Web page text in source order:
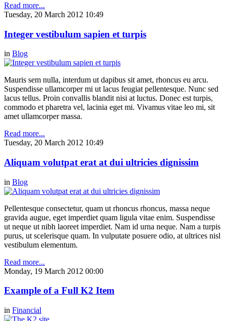
Read more...
Tuesday, 20 March 2012 10:49
Integer vestibulum sapien et turpis
in Blog
Mauris sem nulla, interdum ut dapibus sit amet, rhoncus eu arcu.
Suspendisse ullamcorper mi ut lacus feugiat pellentesque. Nunc sed
lacus tellus. Proin convallis blandit nisi at luctus. Donec est turpis,
commodo et pharetra vel, lacinia eget mi. Vivamus vitae leo mi, sit
amet ullamcorper massa.
Read more...
Tuesday, 20 March 2012 10:49
Aliquam volutpat erat at dui ultricies dignissim
in Blog
Pellentesque consectetur, quam ut rhoncus rhoncus, massa neque
gravida augue, eget imperdiet quam ligula vitae enim. Suspendisse
ut neque ut nibh laoreet imperdiet. Nam id urna neque. Nam a turpis
purus, ut scelerisque quam. In vulputate posuere odio, at ultrices nisl
vestibulum elementum.
Read more...
Monday, 19 March 2012 00:00
Example of a Full K2 Item
in Financial